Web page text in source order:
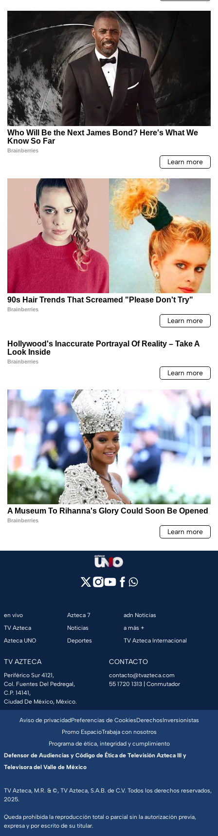
en vivo
TV Azteca
Azteca UNO
Azteca 7
Noticias
Deportes
adn Noticias
a más +
TV Azteca Internacional
TV AZTECA
Periférico Sur 4121,
Col. Fuentes Del Pedregal,
C.P. 14141,
Ciudad De México, México.
CONTACTO
contacto@tvazteca.com
55 1720 1313 | Conmutador
TV Azteca, M.R. & ©, TV Azteca, S.A.B. de C.V. Todos los derechos reservados,
2025.
Queda prohibida la reproducción total o parcial sin la autorización previa,
expresa y por escrito de su titular.
Aviso de privacidadPreferencias de CookiesDerechosInversionistas
Promo EspacioTrabaja con nosotros
Programa de ética, integridad y cumplimiento
Defensor de Audiencias y Código de Ética de Televisión Azteca III y
Televisora del Valle de México